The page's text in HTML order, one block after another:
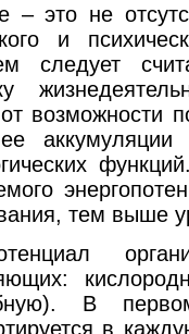
– это не
и
следует
возможности
аккумуляции
тем выше
В
в